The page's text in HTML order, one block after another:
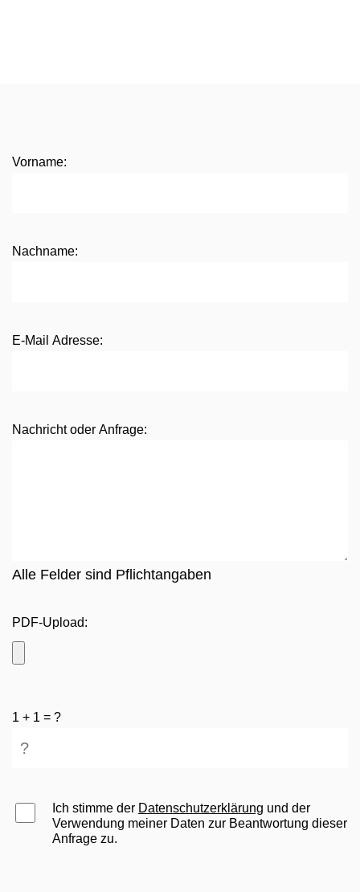
Vorname:
Nachname:
E-Mail Adresse:
Nachricht oder Anfrage:
Alle Felder sind Pflichtangaben
PDF-Upload:
1 + 1 = ?
Ich stimme der Datenschutzerklärung und der
Verwendung meiner Daten zur Beantwortung dieser
Anfrage zu.